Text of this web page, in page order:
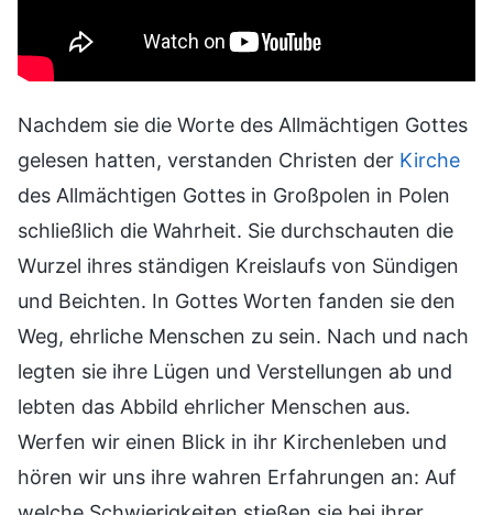
Nachdem sie die Worte des Allmächtigen Gottes
gelesen hatten, verstanden Christen der Kirche
des Allmächtigen Gottes in Großpolen in Polen
schließlich die Wahrheit. Sie durchschauten die
Wurzel ihres ständigen Kreislaufs von Sündigen
und Beichten. In Gottes Worten fanden sie den
Weg, ehrliche Menschen zu sein. Nach und nach
legten sie ihre Lügen und Verstellungen ab und
lebten das Abbild ehrlicher Menschen aus.
Werfen wir einen Blick in ihr Kirchenleben und
hören wir uns ihre wahren Erfahrungen an: Auf